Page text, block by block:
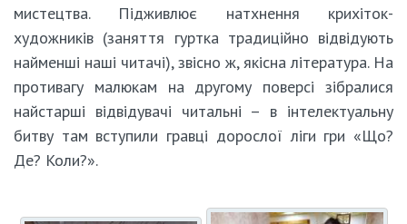
мистецтва. Підживлює натхнення крихіток-
художників (заняття гуртка традиційно відвідують
найменші наші читачі), звісно ж, якісна література. На
противагу малюкам на другому поверсі зібралися
найстарші відвідувачі читальні – в інтелектуальну
битву там вступили гравці дорослої ліги гри «Що?
Де? Коли?».